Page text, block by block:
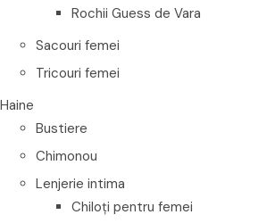
Rochii Guess de Vara
Sacouri femei
Tricouri femei
Haine
Bustiere
Chimonou
Lenjerie intima
Chiloți pentru femei